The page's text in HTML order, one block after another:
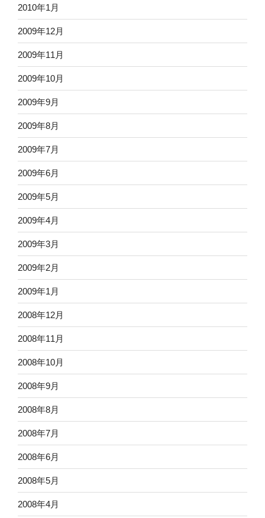
2010年1月
2009年12月
2009年11月
2009年10月
2009年9月
2009年8月
2009年7月
2009年6月
2009年5月
2009年4月
2009年3月
2009年2月
2009年1月
2008年12月
2008年11月
2008年10月
2008年9月
2008年8月
2008年7月
2008年6月
2008年5月
2008年4月